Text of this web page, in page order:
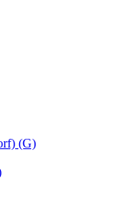
(G)